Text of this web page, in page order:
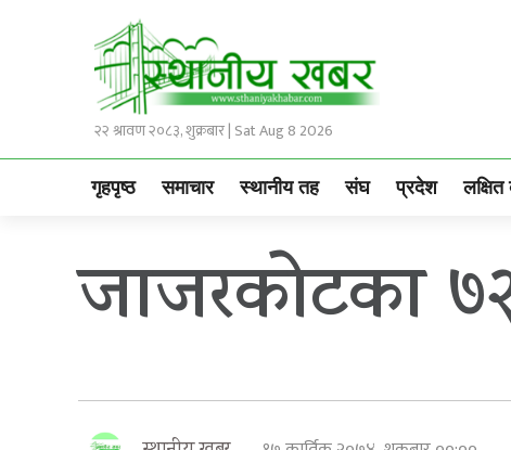
२२ श्रावण २०८३, शुक्रबार | Sat Aug 8 2026
गृहपृष्ठ समाचार स्थानीय तह संघ प्रदेश लक्षित
जाजरकोटका